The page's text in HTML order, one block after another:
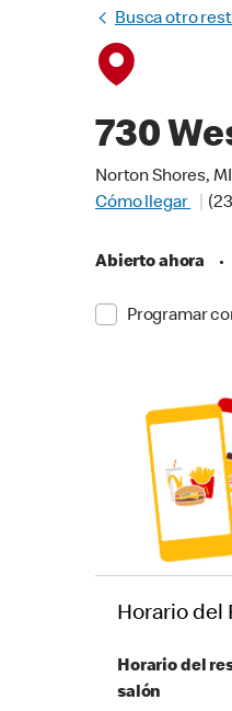
Busca otro
730
Norton Shores,
Cómo llegar
Abierto ahora •
Programar
Horario del
Horario del
salón